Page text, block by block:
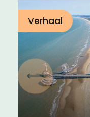
Podcast
Streek:
Verhaal
Vorige